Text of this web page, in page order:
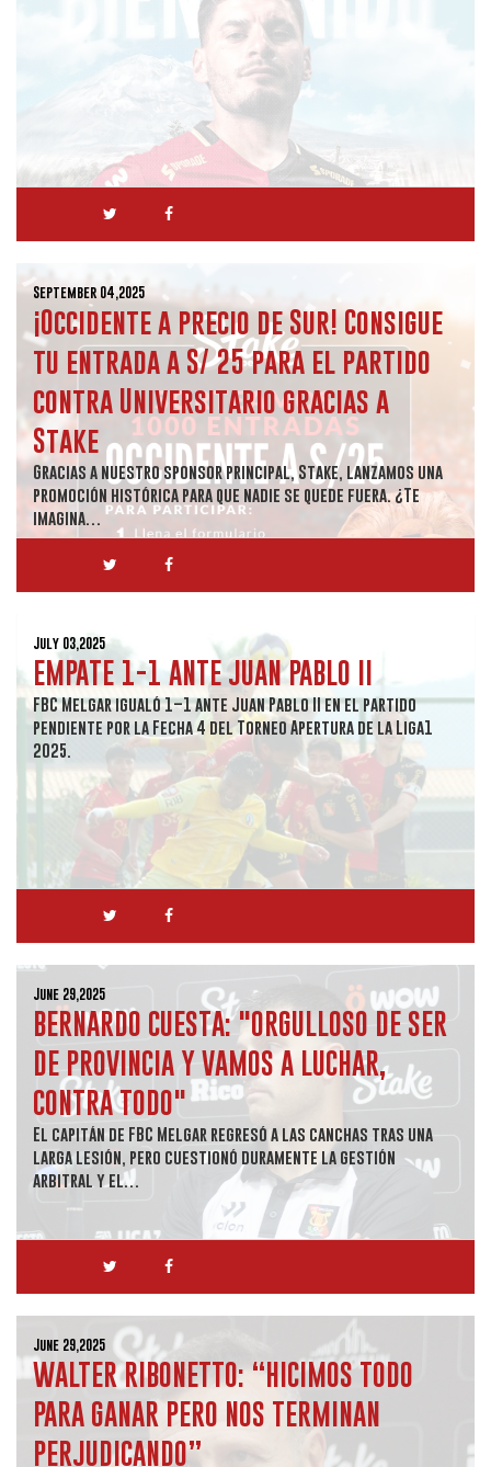
September 04,2025
¡Occidente a precio de Sur! Consigue
tu entrada a S/ 25 para el partido
contra Universitario gracias a
Stake
Gracias a nuestro sponsor principal, Stake, lanzamos una
promoción histórica para que nadie se quede fuera. ¿Te
imagina…
July 03,2025
EMPATE 1-1 ANTE JUAN PABLO II
FBC Melgar igualó 1–1 ante Juan Pablo II en el partido
pendiente por la Fecha 4 del Torneo Apertura de la Liga1
2025.
June 29,2025
BERNARDO CUESTA: "ORGULLOSO DE SER
DE PROVINCIA Y VAMOS A LUCHAR,
CONTRA TODO"
El capitán de FBC Melgar regresó a las canchas tras una
larga lesión, pero cuestionó duramente la gestión
arbitral y el…
June 29,2025
WALTER RIBONETTO: “HICIMOS TODO
PARA GANAR PERO NOS TERMINAN
PERJUDICANDO”